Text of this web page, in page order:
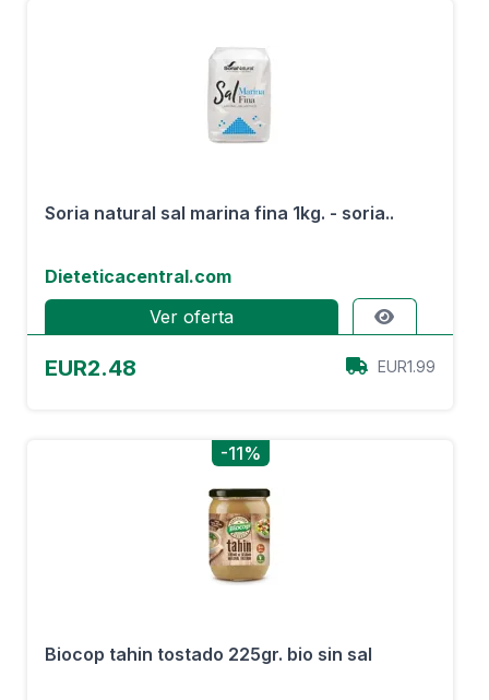
Soria natural sal marina fina 1kg. - soria..
Dieteticacentral.com
Ver oferta
EUR2.48 EUR1.99
-11%
Biocop tahin tostado 225gr. bio sin sal